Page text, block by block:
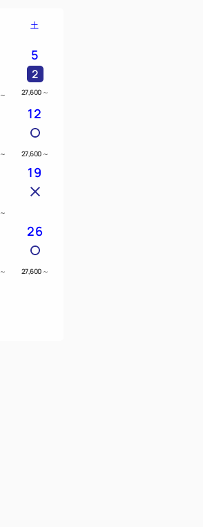
土
～
5
2
27,600 ～
～
12
27,600 ～
～
19
～
26
27,600 ～